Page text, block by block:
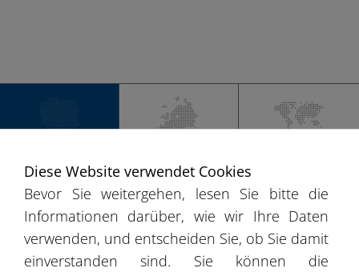
3
−
Diese Website verwendet Cookies
Bevor Sie weitergehen, lesen Sie bitte die
Informationen darüber, wie wir Ihre Daten
verwenden, und entscheiden Sie, ob Sie damit
einverstanden sind. Sie können die